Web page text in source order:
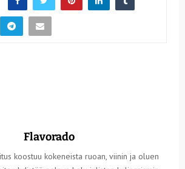
Flavorado
koostuu kokeneista ruoan, viinin ja oluen